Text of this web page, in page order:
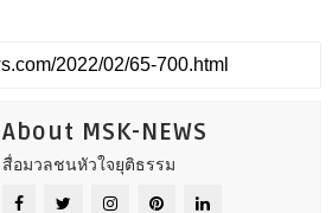
About MSK-NEWS
สื่อมวลชนหัวใจยุติธรรม